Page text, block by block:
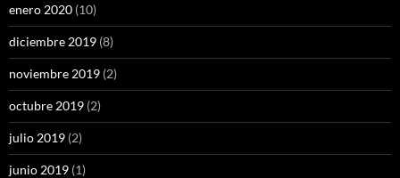
enero 2020 (10)
diciembre 2019 (8)
noviembre 2019 (2)
octubre 2019 (2)
julio 2019 (2)
junio 2019 (1)